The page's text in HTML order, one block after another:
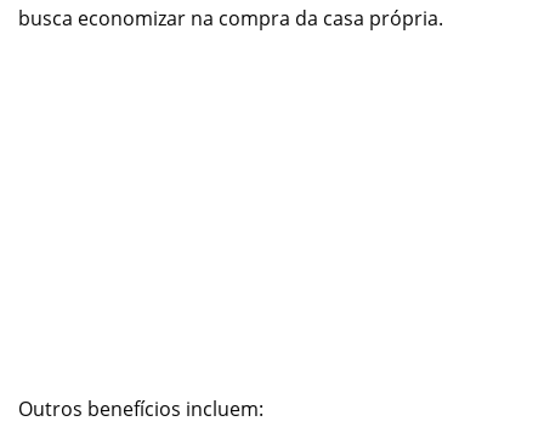
busca economizar na compra da casa própria.
Outros benefícios incluem: